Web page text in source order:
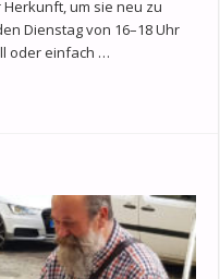
um sie neu zu
Dienstag von 16–18 Uhr
oder einfach …